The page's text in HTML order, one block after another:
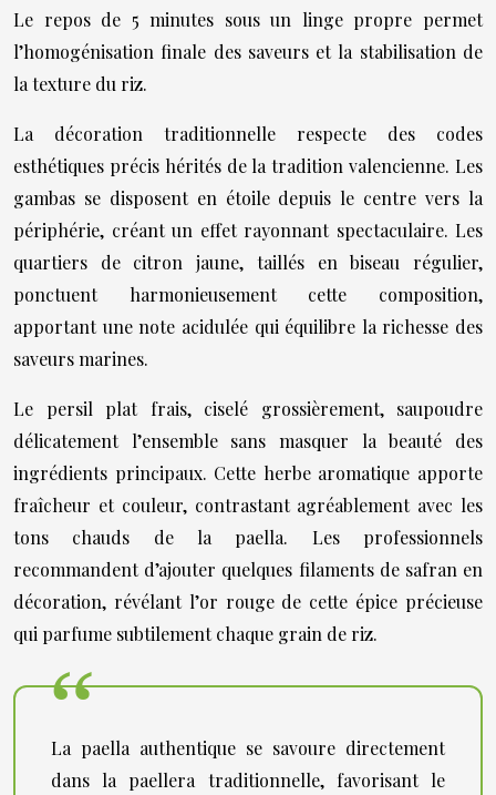
Le repos de 5 minutes sous un linge propre permet
l’homogénisation finale des saveurs et la stabilisation de
la texture du riz.
La décoration traditionnelle respecte des codes
esthétiques précis hérités de la tradition valencienne. Les
gambas se disposent en étoile depuis le centre vers la
périphérie, créant un effet rayonnant spectaculaire. Les
quartiers de citron jaune, taillés en biseau régulier,
ponctuent harmonieusement cette composition,
apportant une note acidulée qui équilibre la richesse des
saveurs marines.
Le persil plat frais, ciselé grossièrement, saupoudre
délicatement l’ensemble sans masquer la beauté des
ingrédients principaux. Cette herbe aromatique apporte
fraîcheur et couleur, contrastant agréablement avec les
tons chauds de la paella. Les professionnels
recommandent d’ajouter quelques filaments de safran en
décoration, révélant l’or rouge de cette épice précieuse
qui parfume subtilement chaque grain de riz.
La paella authentique se savoure directement
dans la paellera traditionnelle, favorisant le